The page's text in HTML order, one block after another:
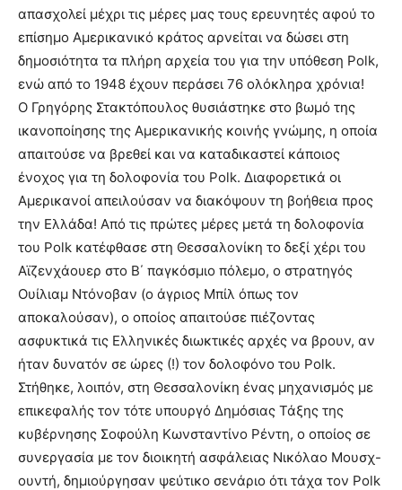
απασχολεί μέχρι τις μέρες μας τους ερευνητές αφού το
επίσημο Αμερικανικό κράτος αρνείται να δώσει στη
δημοσιότητα τα πλήρη αρχεία του για την υπόθεση Polk,
ενώ από το 1948 έχουν περάσει 76 ολόκληρα χρόνια!
Ο Γρηγόρης Στακτόπουλος θυσιάστηκε στο βωμό της
ικανοποίησης της Αμερικανικής κοινής γνώμης, η οποία
απαιτούσε να βρεθεί και να καταδικαστεί κάποιος
ένοχος για τη δολοφονία του Polk. Διαφορετικά οι
Αμερικανοί απειλούσαν να διακόψουν τη βοήθεια προς
την Ελλάδα! Από τις πρώτες μέρες μετά τη δολοφονία
του Polk κατέφθασε στη Θεσσαλονίκη το δεξί χέρι του
Αϊζενχάουερ στο Β΄ παγκόσμιο πόλεμο, ο στρατηγός
Ουίλιαμ Ντόνοβαν (ο άγριος Μπίλ όπως τον
αποκαλούσαν), ο οποίος απαιτούσε πιέζοντας
ασφυκτικά τις Ελληνικές διωκτικές αρχές να βρουν, αν
ήταν δυνατόν σε ώρες (!) τον δολοφόνο του Polk.
Στήθηκε, λοιπόν, στη Θεσσαλονίκη ένας μηχανισμός με
επικεφαλής τον τότε υπουργό Δημόσιας Τάξης της
κυβέρνησης Σοφούλη Κωνσταντίνο Ρέντη, ο οποίος σε
συνεργασία με τον διοικητή ασφάλειας Νικόλαο Μουσχ-
ουντή, δημιούργησαν ψεύτικο σενάριο ότι τάχα τον Polk